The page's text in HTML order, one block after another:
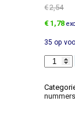
€2,54
was:
€2,54.
€ 1,78
is:
35 op
aantal